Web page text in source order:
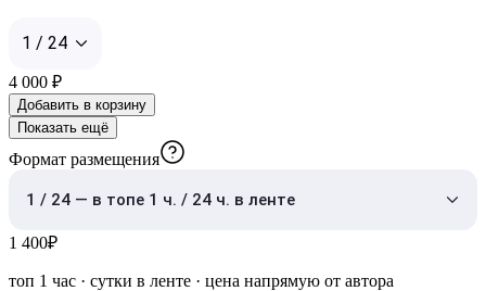
1 / 24
4 000 ₽
Добавить в корзину
Показать ещё
Формат размещения
1 / 24 — в топе 1 ч. / 24 ч. в ленте
1 400₽
топ 1 час · сутки в ленте · цена напрямую от автора